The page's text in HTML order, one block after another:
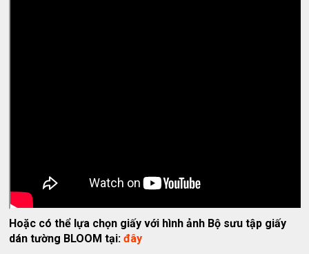
Hoặc có thể lựa chọn giấy với hình ảnh Bộ sưu tập giấy
dán tường BLOOM tại:đây